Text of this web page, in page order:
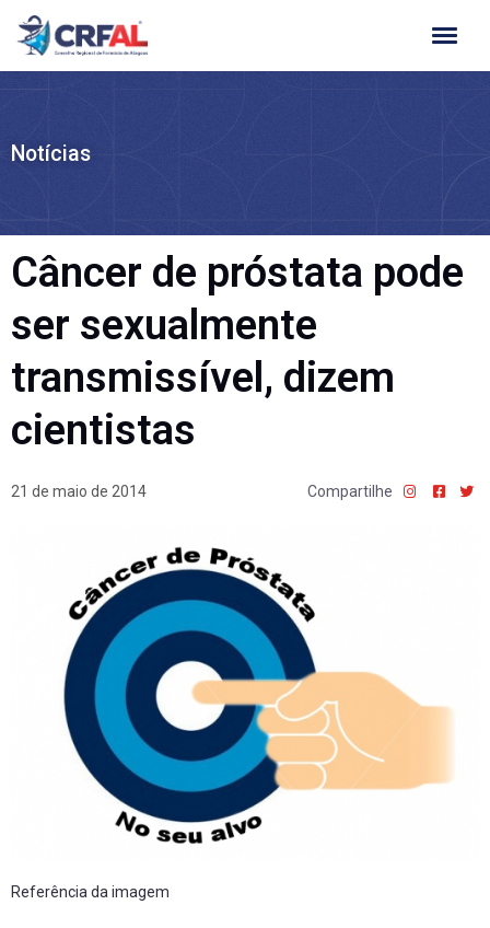
Ir
para
Notícias
Câncer de próstata pode
ser sexualmente
transmissível, dizem
cientistas
21 de maio de 2014 Compartilhe
Referência da imagem